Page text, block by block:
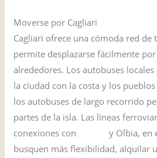
Moverse por Cagliari
Cagliari ofrece una cómoda red de
permite desplazarse fácilmente
alrededores. Los autobuses
la ciudad con la costa y los
los autobuses de largo recorrido
partes de la isla. Las líneas
conexiones con
y Olbia, en
busquen más flexibilidad, alquilar